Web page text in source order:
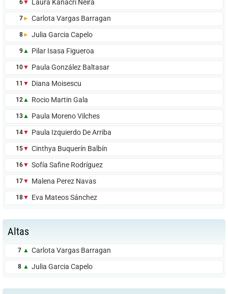
BAJAS:
inscribirte o darte de baja (ya sea temporal o definitiva).
610495883
tenniswithsoul@gmail.com
15IGUALES.COM:
Usa nuestro formulario cuando necesites información
de usuario, soporte técnico para la web, errores,
las otras opciones de contacto.
6▼ Laura Kanacri Neira
7► Carlota Vargas Barragan
8► Julia Garcia Capelo
9▲ Pilar Isasa Figueroa
10▼ Paula González Baltasar
11 ▼ Diana Moisescu
12▲ Rocio Martin Gala
13▲ Paula Moreno Vilches
14▼ Paula Izquierdo De Arriba
15▼ Cinthya Buquerín Balbín
16▼ Sofía Safine Rodríguez
17▼ Malena Perez Navas
18▼ Eva Mateos Sánchez
Altas
7 ▲ Carlota Vargas Barragan
8 ▲ Julia Garcia Capelo